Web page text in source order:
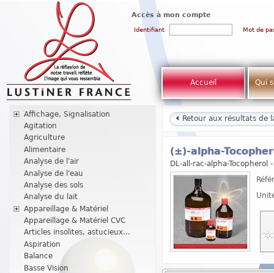
Accès à mon compte
Identifiant Mot de
Accueil Qui
Affichage, Signalisation
Agitation
Agriculture
Alimentaire
Analyse de l'air
Analyse de l'eau
Analyse des sols
Analyse du lait
Appareillage & Matériel
Appareillage & Matériel CVC
Articles insolites, astucieux...
Aspiration
Balance
Basse Vision
Retour aux résultats de
(±)-alpha-
DL-all-rac-alpha-Tocopherol